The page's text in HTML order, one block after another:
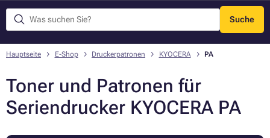
Suche
Menü
Hauptseite E-Shop Druckerpatronen KYOCERA PA
Toner und Patronen für
Seriendrucker KYOCERA PA